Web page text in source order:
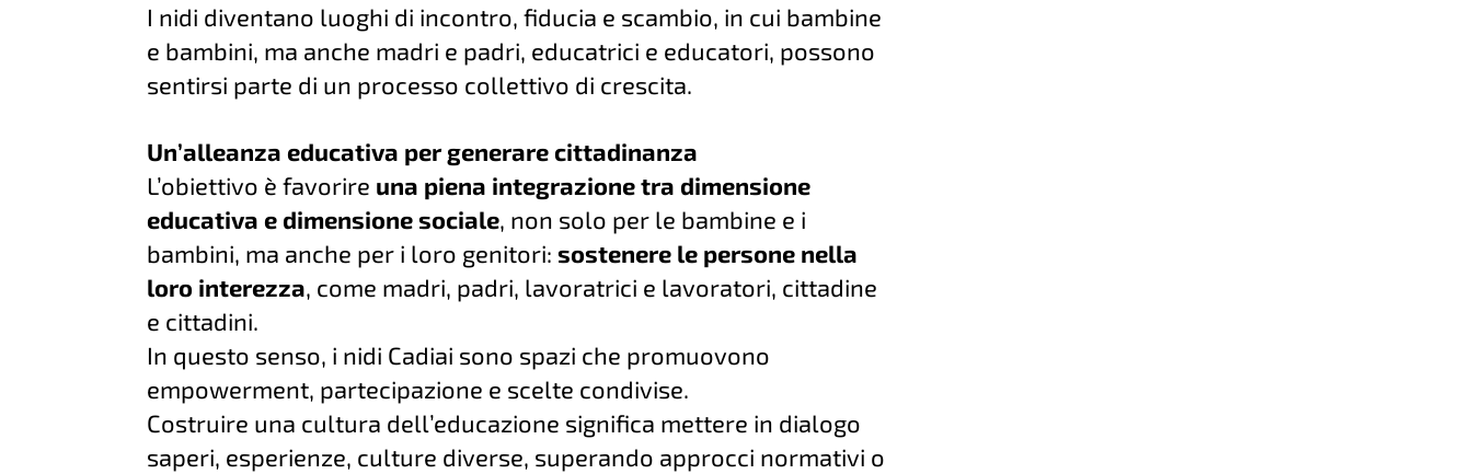
I nidi diventano luoghi di incontro, fiducia e scambio, in cui bambine
e bambini, ma anche madri e padri, educatrici e educatori, possono
sentirsi parte di un processo collettivo di crescita.
Un’alleanza educativa per generare cittadinanza
L’obiettivo è favorire una piena integrazione tra dimensione
educativa e dimensione sociale, non solo per le bambine e i
bambini, ma anche per i loro genitori:sostenere le persone nella
loro interezza, come madri, padri, lavoratrici e lavoratori, cittadine
e cittadini.
In questo senso, i nidi Cadiai sono spazi che promuovono
empowerment, partecipazione e scelte condivise.
Costruire una cultura dell’educazione significa mettere in dialogo
saperi, esperienze, culture diverse, superando approcci normativi o